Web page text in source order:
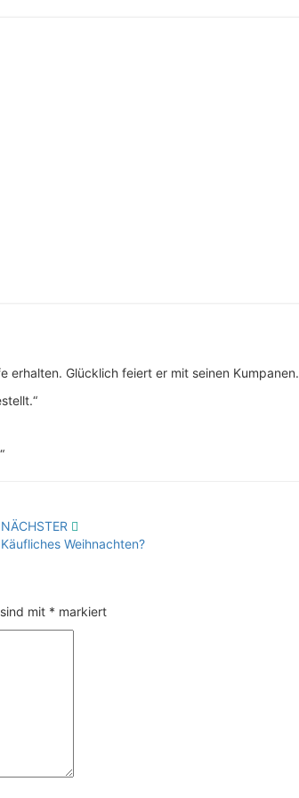
erhalten. Glücklich feiert er mit seinen Kumpanen.
NÄCHSTER
Käufliches Weihnachten?
mit * markiert